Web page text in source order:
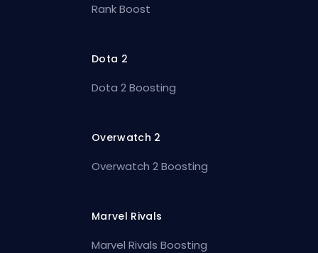
Rank Boost
Dota 2
Dota 2 Boosting
Overwatch 2
Overwatch 2 Boosting
Marvel Rivals
Marvel Rivals Boosting